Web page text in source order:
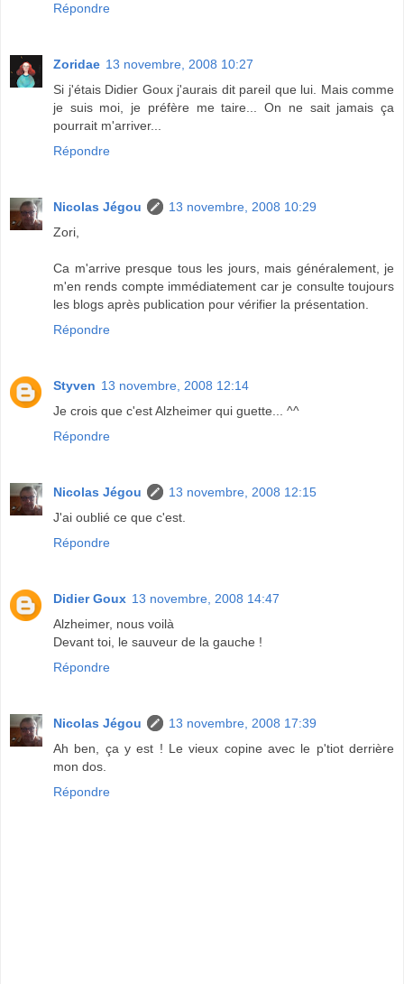
Répondre
Zoridae 13 novembre, 2008 10:27
Si j'étais Didier Goux j'aurais dit pareil que lui. Mais comme
je suis moi, je préfère me taire... On ne sait jamais ça
pourrait m'arriver...
Répondre
Nicolas Jégou
13 novembre, 2008 10:29
Zori,
Ca m'arrive presque tous les jours, mais généralement, je
m'en rends compte immédiatement car je consulte toujours
les blogs après publication pour vérifier la présentation.
Répondre
Styven 13 novembre, 2008 12:14
Je crois que c'est Alzheimer qui guette... ^^
Répondre
Nicolas Jégou
13 novembre, 2008 12:15
J'ai oublié ce que c'est.
Répondre
Didier Goux 13 novembre, 2008 14:47
Alzheimer, nous voilà
Devant toi, le sauveur de la gauche !
Répondre
Nicolas Jégou
13 novembre, 2008 17:39
Ah ben, ça y est ! Le vieux copine avec le p'tiot derrière
mon dos.
Répondre